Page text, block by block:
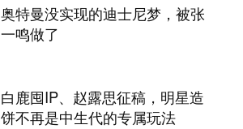
奥特曼没实现的迪士尼梦，被张
一鸣做了
白鹿囤IP、赵露思征稿，明星造
饼不再是中生代的专属玩法